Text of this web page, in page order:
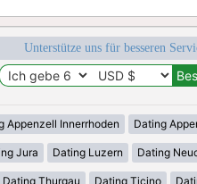
Unterstütze uns für besseren
Appenzell Innerrhoden Dating
Jura Dating Luzern Dating
Dating Thurgau Dating Ticino